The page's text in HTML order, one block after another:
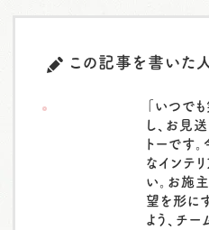
この記事を書いた
「いつで
し、お見
トーです
なインテ
い。お施
望を形に
よう、チ